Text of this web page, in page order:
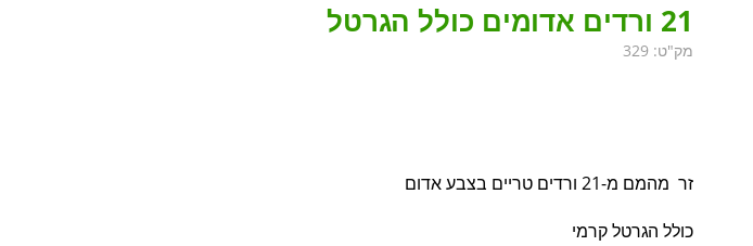
21 ורדים אדומים כולל הגרטל
מק"ט: 329
זר מהמם מ-21 ורדים טריים בצבע אדום
כולל הגרטל קרמי